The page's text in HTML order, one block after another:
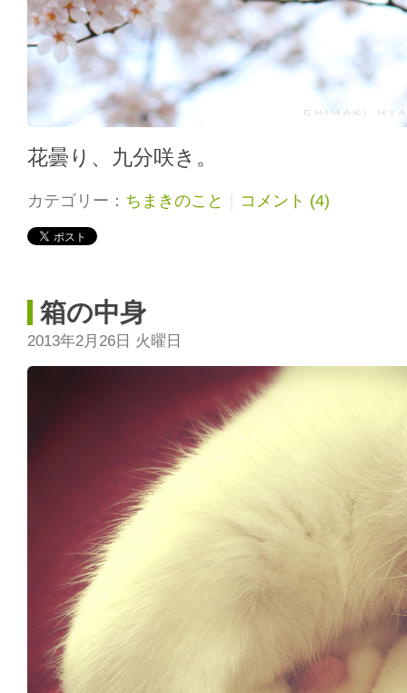
花曇り、九分咲き。
カテゴリー： ちまきのこと コメント (4)
箱の中身
2013年2月26日 火曜日